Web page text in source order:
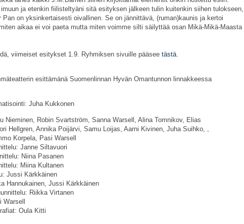
ja etenkin fiilisteltyäni sitä esityksen jälkeen tulin kuitenkin siihen tulokseen,
Pan on yksinkertaisesti oivallinen. Se on jännittävä, (ruman)kaunis ja kertoi
aikaa ei voi paeta mutta miten voimme silti säilyttää osan Mikä-Mikä-Maasta
viimeiset esitykset 1.9. Ryhmiksen sivuille pääsee tästä.
esittämänä Suomenlinnan Hyvän Omantunnon linnakkeessa
Juha Kukkonen
Nieminen, Robin Svartström, Sanna Warsell, Alina Tomnikov, Elias
Hellgren, Annika Poijärvi, Samu Loijas, Aarni Kivinen, Juha Suihko, ,
Korpela, Pasi Warsell
Janne Siltavuori
Niina Pasanen
Miina Kultanen
Jussi Kärkkäinen
Hannukainen, Jussi Kärkkäinen
Riikka Virtanen
Warsell
Oula Kitti